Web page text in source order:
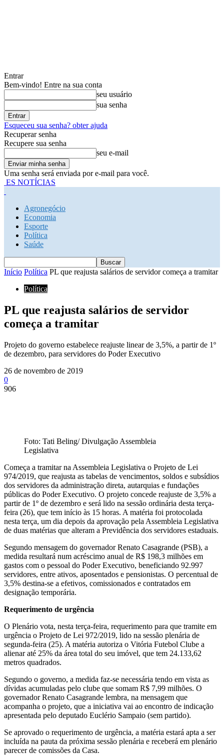
Entrar
Bem-vindo! Entre na sua conta
seu usuário
sua senha
Esqueceu sua senha? obter ajuda
Recuperar senha
Recupere sua senha
seu e-mail
Uma senha será enviada por e-mail para você.
ES NOTÍCIAS
Agronegócio
Economia
Esporte
Política
Saúde
Início Política PL que reajusta salários de servidor começa a tramitar
Política
PL que reajusta salários de servidor
começa a tramitar
Projeto do governo estabelece reajuste linear de 3,5%, a partir de 1º
de dezembro, para servidores do Poder Executivo
26 de novembro de 2019
0
906
Foto: Tati Beling/ Divulgação Assembleia
Legislativa
Começa a tramitar na Assembleia Legislativa o Projeto de Lei
974/2019, que reajusta as tabelas de vencimentos, soldos e subsídios
dos servidores da administração direta, autarquias e fundações
públicas do Poder Executivo. O projeto concede reajuste de 3,5% a
partir de 1º de dezembro e será lido na sessão ordinária desta terça-
feira (26), que tem início às 15 horas. A matéria foi protocolada
nesta terça, um dia depois da aprovação pela Assembleia Legislativa
de duas matérias que alteram a Previdência dos servidores estaduais.
Segundo mensagem do governador Renato Casagrande (PSB), a
medida resultará num acréscimo anual de R$ 198,3 milhões em
gastos com o pessoal do Poder Executivo, beneficiando 92.997
servidores, entre ativos, aposentados e pensionistas. O percentual de
3,5% destina-se a efetivos, comissionados e contratados em
designação temporária.
Requerimento de urgência
O Plenário vota, nesta terça-feira, requerimento para que tramite em
urgência o Projeto de Lei 972/2019, lido na sessão plenária de
segunda-feira (25). A matéria autoriza o Vitória Futebol Clube a
alienar até 25% da área total do seu imóvel, que tem 24.133,62
metros quadrados.
Segundo o governo, a medida faz-se necessária tendo em vista as
dívidas acumuladas pelo clube que somam R$ 7,99 milhões. O
governador Renato Casagrande lembra, na mensagem que
acompanha o projeto, que a iniciativa vai ao encontro de indicação
apresentada pelo deputado Euclério Sampaio (sem partido).
Se aprovado o requerimento de urgência, a matéria estará apta a ser
incluída na pauta da próxima sessão plenária e receberá em plenário
parecer de comissões da Casa.